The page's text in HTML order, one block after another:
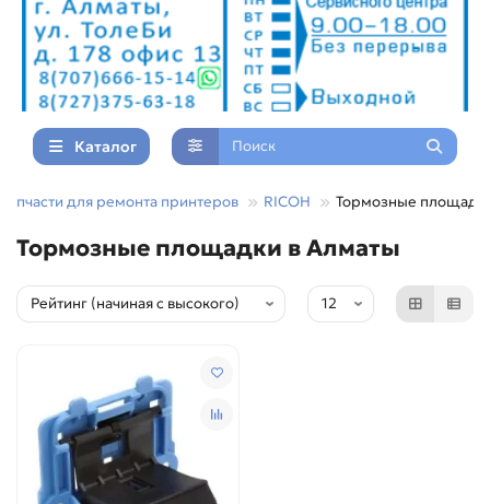
Каталог
Запчасти для ремонта принтеров RICOH Тормозные
Тормозные площадки в Алматы